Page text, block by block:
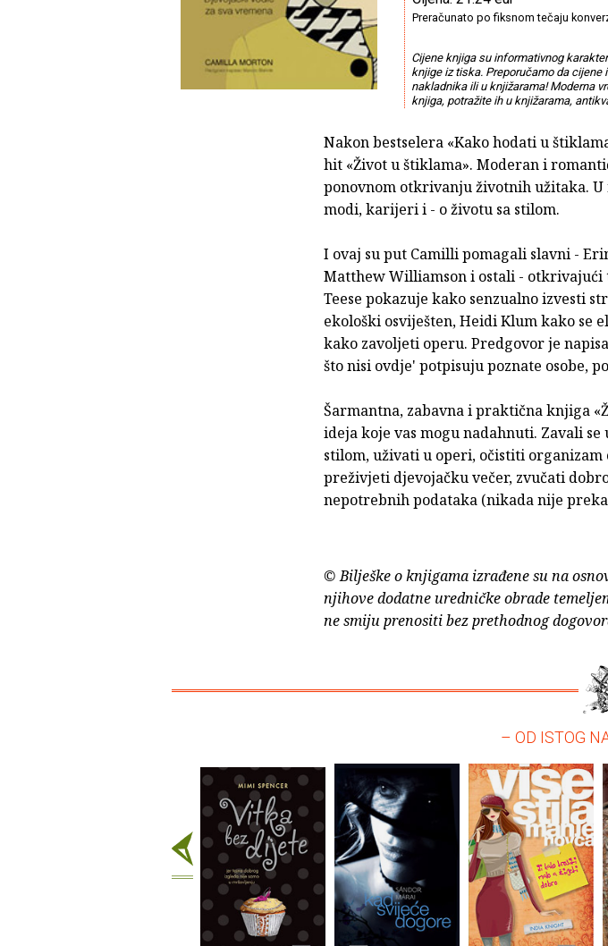
Preračunato po fiksnom tečaju
Cijene knjiga su informativnog
knjige iz tiska. Preporučamo da
nakladnika ili u knjižarama! Moderna
knjiga, potražite ih u knjižarama,
Nakon bestselera «Kako hodati u
hit «Život u štiklama». Moderan i
ponovnom otkrivanju životnih užitaka. U
modi, karijeri i - o životu sa stilom.
I ovaj su put Camilli pomagali slavni -
Matthew Williamson i ostali - otkrivajući
Teese pokazuje kako senzualno izvesti
ekološki osviješten, Heidi Klum kako se
kako zavoljeti operu. Predgovor je
što nisi ovdje' potpisuju poznate osobe,
Šarmantna, zabavna i praktična knjiga
ideja koje vas mogu nadahnuti. Zavali
stilom, uživati u operi, očistiti organizam
preživjeti djevojačku večer, zvučati
nepotrebnih podataka (nikada nije
© Bilješke o knjigama izrađene su na
njihove dodatne uredničke obrade
ne smiju prenositi bez prethodnog
– OD ISTOG